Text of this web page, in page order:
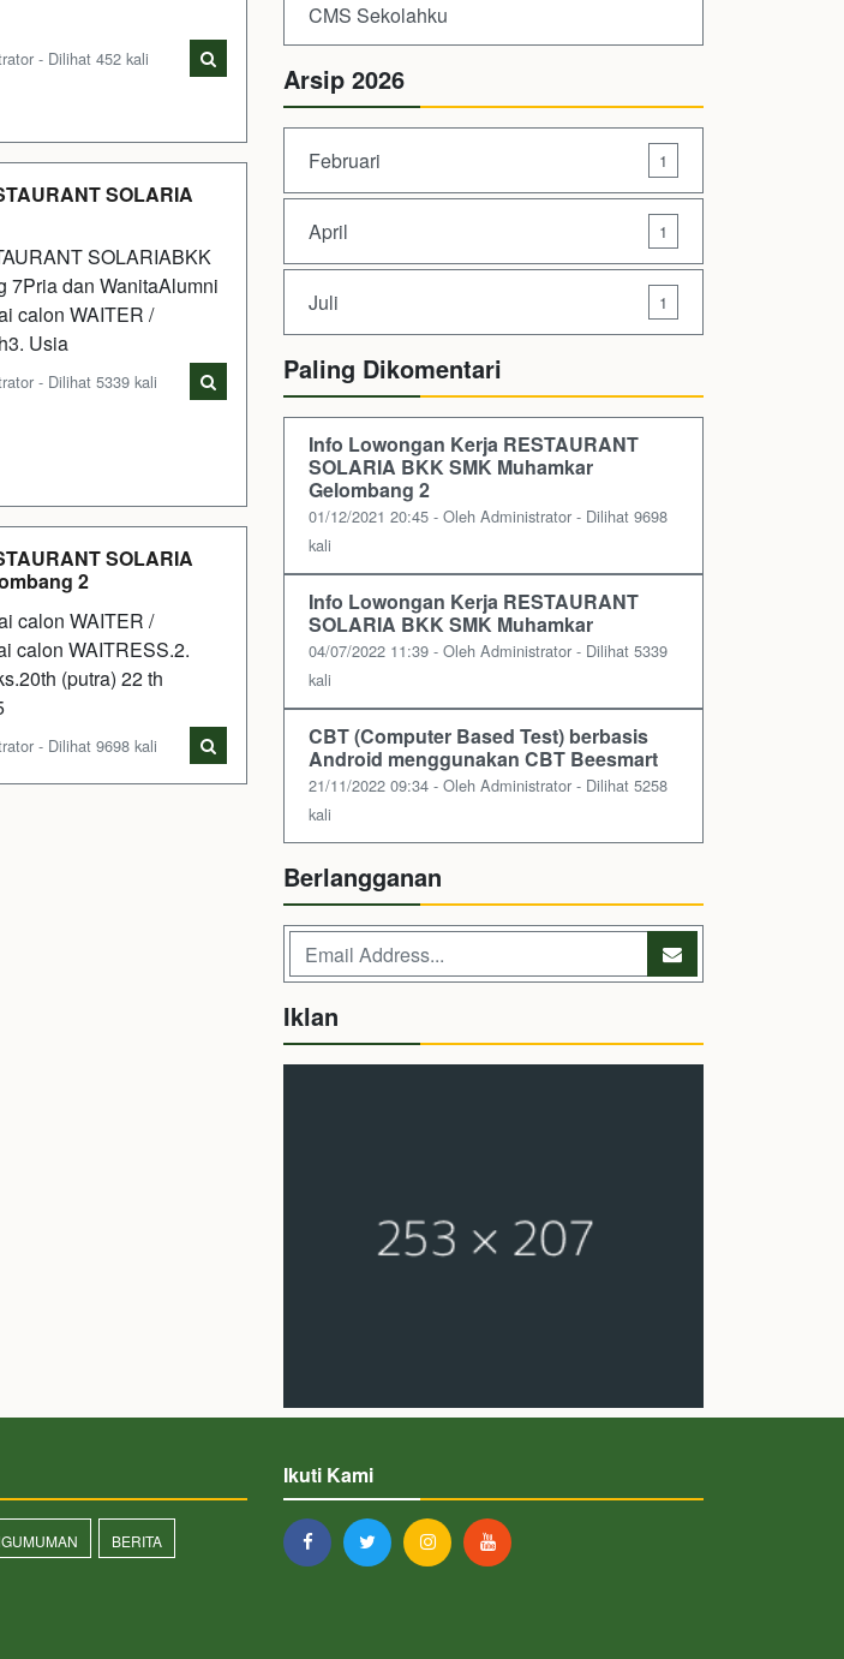
- Dilihat 452 kali
SOLARIA
SOLARIABKK
7Pria dan WanitaAlumni
calon WAITER /
Usia
- Dilihat 5339 kali
SOLARIA
2
calon WAITER /
calon WAITRESS.2.
(putra) 22 th
- Dilihat 9698 kali
CMS Sekolahku
Arsip 2026
Februari 1
April 1
Juli 1
Paling Dikomentari
Info Lowongan Kerja RESTAURANT
SOLARIA BKK SMK Muhamkar
Gelombang 2
01/12/2021 20:45 - Oleh Administrator - Dilihat 9698
kali
Info Lowongan Kerja RESTAURANT
SOLARIA BKK SMK Muhamkar
04/07/2022 11:39 - Oleh Administrator - Dilihat 5339
kali
CBT (Computer Based Test) berbasis
Android menggunakan CBT Beesmart
21/11/2022 09:34 - Oleh Administrator - Dilihat 5258
kali
Berlangganan
Iklan
BERITA
Ikuti Kami